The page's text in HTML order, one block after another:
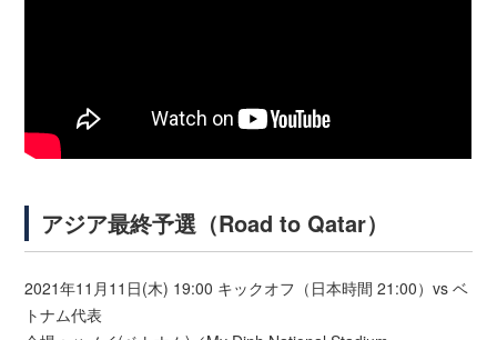
アジア最終予選（Road to Qatar）
2021年11月11日(木) 19:00 キックオフ（日本時間 21:00）vs ベ
トナム代表